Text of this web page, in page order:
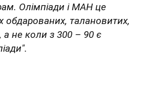
Олімпіади і МАН це
обдарованих, талановитих,
а не коли з 300 – 90 є